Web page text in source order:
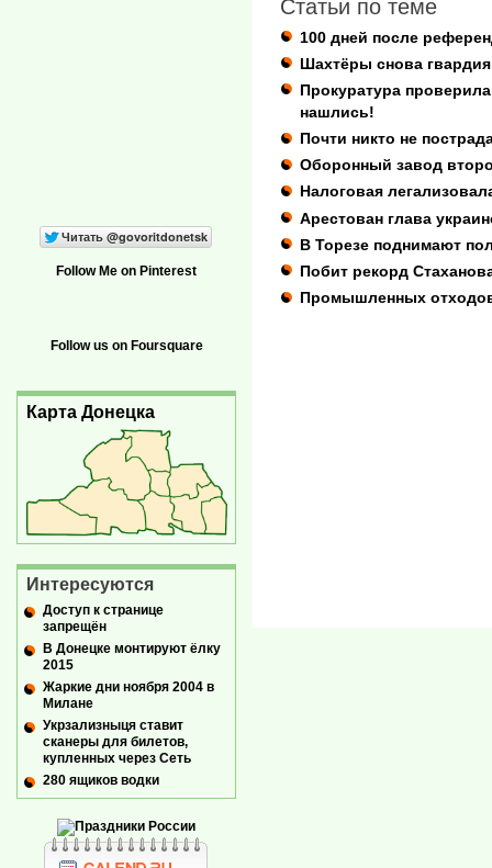
Статьи по теме
100 дней после
Шахтёры снова
Прокуратура
нашлись!
Почти никто не
Оборонный завод
Налоговая
Арестован глава
В Торезе поднимают
Побит рекорд
Промышленных
Follow Me on Pinterest
Follow us on Foursquare
Карта Донецка
Интересуются
Доступ к странице
запрещён
В Донецке монтируют ёлку
2015
Жаркие дни ноября 2004 в
Милане
Укрзализныця ставит
сканеры для билетов,
купленных через Сеть
280 ящиков водки